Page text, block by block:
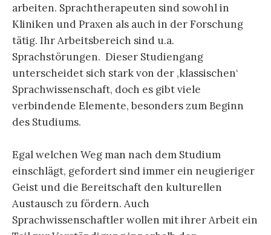
arbeiten. Sprachtherapeuten sind sowohl in
Kliniken und Praxen als auch in der Forschung
tätig. Ihr Arbeitsbereich sind u.a.
Sprachstörungen. Dieser Studiengang
unterscheidet sich stark von der ‚klassischen‘
Sprachwissenschaft, doch es gibt viele
verbindende Elemente, besonders zum Beginn
des Studiums.
Egal welchen Weg man nach dem Studium
einschlägt, gefordert sind immer ein neugieriger
Geist und die Bereitschaft den kulturellen
Austausch zu fördern. Auch
Sprachwissenschaftler wollen mit ihrer Arbeit ein